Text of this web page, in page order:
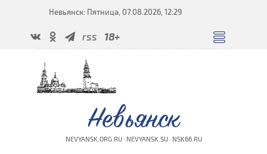
Невьянск: Пятница, 07.08.2026, 12:29
rss 18+
Невьянск
NEVYANSK.ORG.RU · NEVYANSK.SU · NSK66.RU